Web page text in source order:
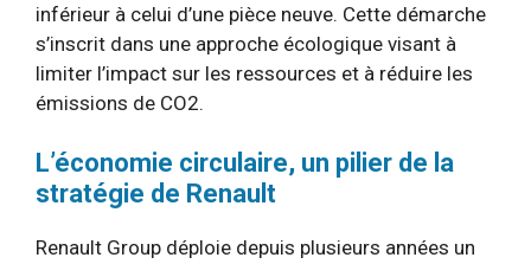
inférieur à celui d’une pièce neuve. Cette démarche
s’inscrit dans une approche écologique visant à
limiter l’impact sur les ressources et à réduire les
émissions de CO2.
L’économie circulaire, un pilier de la
stratégie de Renault
Renault Group déploie depuis plusieurs années un